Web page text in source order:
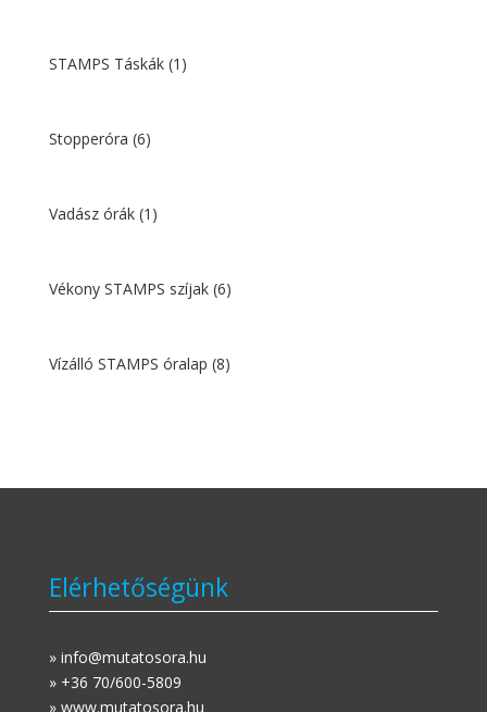
STAMPS Táskák (1)
Stopperóra (6)
Vadász órák (1)
Vékony STAMPS szíjak (6)
Vízálló STAMPS óralap (8)
Elérhetőségünk
» info@mutatosora.hu
» +36 70/600-5809
» www.mutatosora.hu